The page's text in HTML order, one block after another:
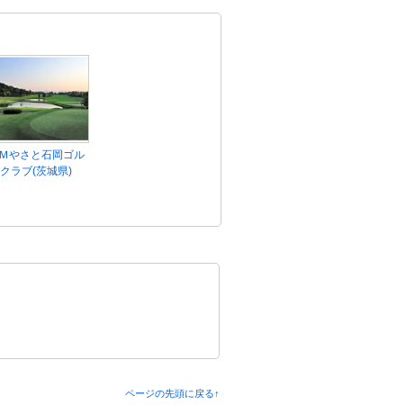
やさと石岡ゴル
ラブ(茨城県)
ページの先頭に戻る↑